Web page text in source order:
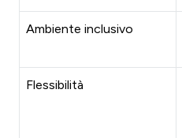
Ambiente inclusivo
Flessibilità